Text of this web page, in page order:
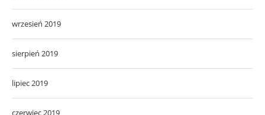
wrzesień 2019
sierpień 2019
lipiec 2019
czerwiec 2019